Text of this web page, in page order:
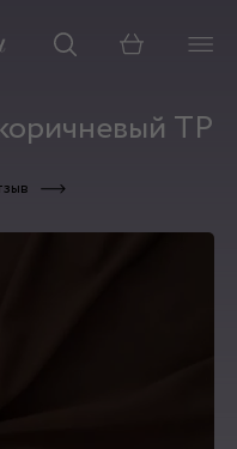
Корзина
ТР